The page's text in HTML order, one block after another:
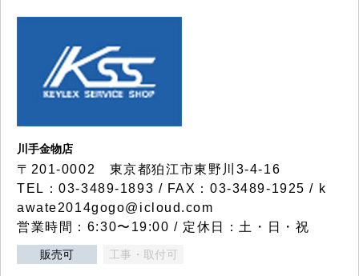
川手金物店
〒201-0002 東京都狛江市東野川3-4-16
TEL：03-3489-1893 / FAX：03-3489-1925 / k
awate2014gogo@icloud.com
営業時間：6:30〜19:00 / 定休日：土・日・祝
販売可 工事・取付可